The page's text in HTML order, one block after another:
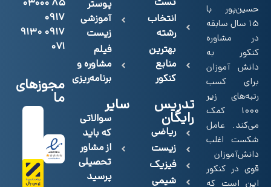
حسین‌پور با
15 سال سابقه
در مشاوره
کنکور به
دانش آموزان
برای کسب
رتبه‌های زیر
۱۰۰۰ کمک
می‌کند. عامل
شکست اغلب
دانش‌آموزان
قوی در کنکور
تست
انتخاب
رشته
بهترین
منابع
کنکور
تدریس
رایگان
ریاضی
زیست
فیزیک
شیمی
پوستر
آموزشی
زیست
فیلم
مشاوره و
برنامه‌ریزی
سایر
سوالاتی
که باید
از مشاور
تحصیلی
پرسید
۸۵ ۰۳۰۰۰
۰۹۱۷
۰۹۱۷ ۹۱۳۰
۰۷۱
مجوزهای
ما